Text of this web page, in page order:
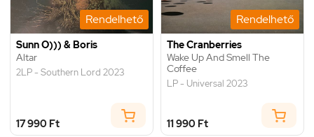
Rendelhető
Sunn O))) & Boris
Altar
2LP - Southern Lord 2023
17 990 Ft
Rendelhető
The Cranberries
Wake Up And Smell The
Coffee
LP - Universal 2023
11 990 Ft